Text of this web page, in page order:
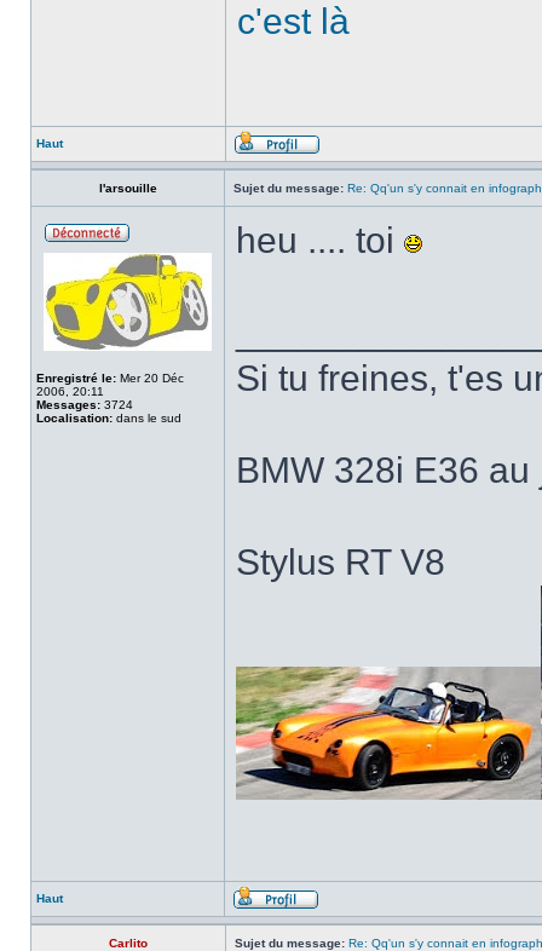
c'est là
Haut
l'arsouille Sujet du message: Re: Qq'un s'y connait en
Enregistré le: Mer 20 Déc
2006, 20:11
Messages: 3724
Localisation: dans le sud
heu .... toi
Si tu freines, t'es
BMW 328i E36
Stylus RT V8
Haut
Carlito Sujet du message: Re: Qq'un s'y connait en